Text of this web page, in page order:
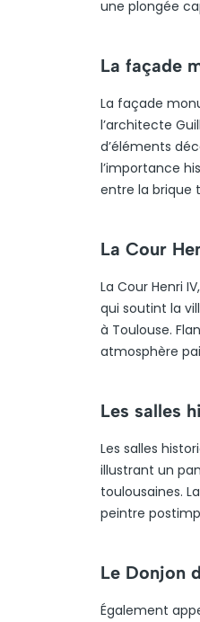
une plongée
La façade
La façade
l’architecte
d’éléments
l’importance
entre la brique
La Cour
La Cour Henri
qui soutint la
à Toulouse.
atmosphère
Les salles
Les salles
illustrant un
toulousaines.
peintre
Le Donjon
Également